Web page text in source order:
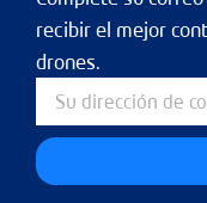
recibir el mejor
drones.